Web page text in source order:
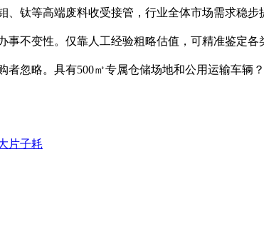
、钛等高端废料收受接管，行业全体市场需求稳
事不变性。仅靠人工经验粗略估值，可精准鉴定
忽略。具有500㎡专属仓储场地和公用运输车辆？
片子耗